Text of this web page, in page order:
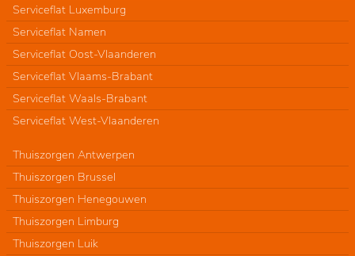
Serviceflat Luxemburg
Serviceflat Namen
Serviceflat Oost-Vlaanderen
Serviceflat Vlaams-Brabant
Serviceflat Waals-Brabant
Serviceflat West-Vlaanderen
Thuiszorgen Antwerpen
Thuiszorgen Brussel
Thuiszorgen Henegouwen
Thuiszorgen Limburg
Thuiszorgen Luik